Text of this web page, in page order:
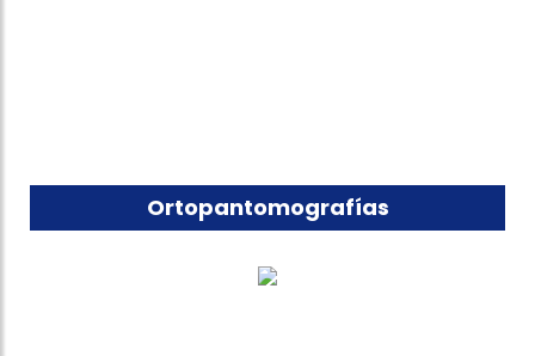
Ortopantomografías